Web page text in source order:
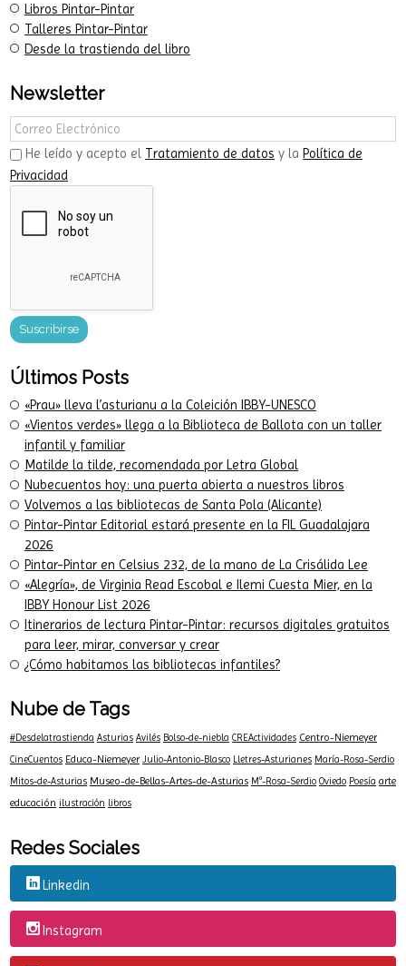
Libros Pintar-Pintar
Talleres Pintar-Pintar
Desde la trastienda del libro
Newsletter
He leído y acepto el Tratamiento de datos y la Política de
Privacidad
Últimos Posts
«Prau» lleva l’asturianu a la Coleición IBBY-UNESCO
«Vientos verdes» llega a la Biblioteca de Ballota con un taller
infantil y familiar
Matilde la tilde, recomendada por Letra Global
Nubecuentos hoy: una puerta abierta a nuestros libros
Volvemos a las bibliotecas de Santa Pola (Alicante)
Pintar-Pintar Editorial estará presente en la FIL Guadalajara
2026
Pintar-Pintar en Celsius 232, de la mano de La Crisálida Lee
«Alegría», de Virginia Read Escobal e Ilemi Cuesta Mier, en la
IBBY Honour List 2026
Itinerarios de lectura Pintar-Pintar: recursos digitales gratuitos
para leer, mirar, conversar y crear
¿Cómo habitamos las bibliotecas infantiles?
Nube de Tags
#Desdelatrastienda Asturias Avilés Bolso-de-niebla CREActividades Centro-Niemeyer
CineCuentos Educa-Niemeyer Julio-Antonio-Blasco Lletres-Asturianes María-Rosa-Serdio
Mitos-de-Asturias Museo-de-Bellas-Artes-de-Asturias Mª-Rosa-Serdio Oviedo Poesía arte
educación ilustración libros
Redes Sociales
Linkedin
Instagram